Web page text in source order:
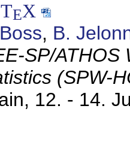
EX
, B.
SP/ATHOS
(SPW-
12. - 14.